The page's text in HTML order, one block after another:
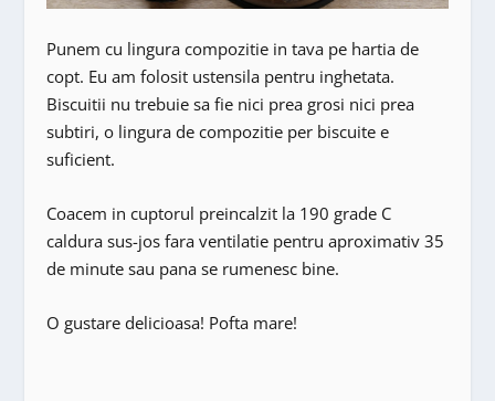
Punem cu lingura compozitie in tava pe hartia de
copt. Eu am folosit ustensila pentru inghetata.
Biscuitii nu trebuie sa fie nici prea grosi nici prea
subtiri, o lingura de compozitie per biscuite e
suficient.
Coacem in cuptorul preincalzit la 190 grade C
caldura sus-jos fara ventilatie pentru aproximativ 35
de minute sau pana se rumenesc bine.
O gustare delicioasa! Pofta mare!